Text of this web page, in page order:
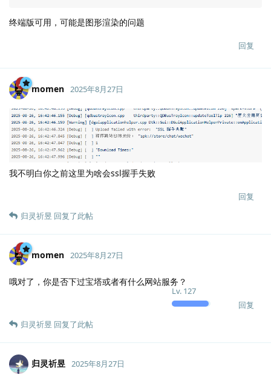
终端版可用，可能是图形渲染的问题
回复
momen
Lv.127
2025年8月27日
我不明白你之前这里为啥会ssl握手失败
回复
归灵祈昱 回复了此帖
momen
Lv. 127
2025年8月27日
哦对了，你是否下过宝塔或者有什么网站服务？
回复
归灵祈昱 回复了此帖
归灵祈昱 2025年8月27日